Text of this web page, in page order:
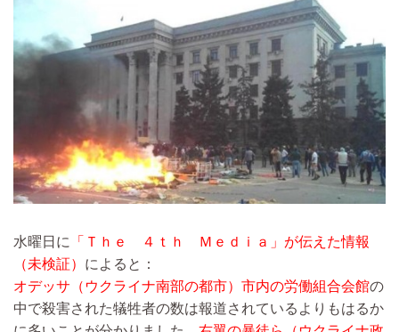
水曜日に
「Ｔｈｅ ４ｔｈ Ｍｅｄｉａ」が伝えた情報
（未検証） によると：
オデッサ（ウクライナ南部の都市）市内の労働組合会館の
中で殺害された犠牲者の数は報道されているよりもはるか